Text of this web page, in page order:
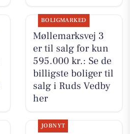
BOLIGMARKED
Møllemarksvej 3
er til salg for kun
595.000 kr.: Se de
billigste boliger til
salg i Ruds Vedby
her
JOBNYT